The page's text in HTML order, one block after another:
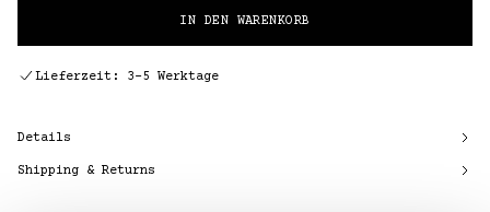
IN DEN WARENKORB
Lieferzeit: 3–5 Werktage
Details
Shipping & Returns